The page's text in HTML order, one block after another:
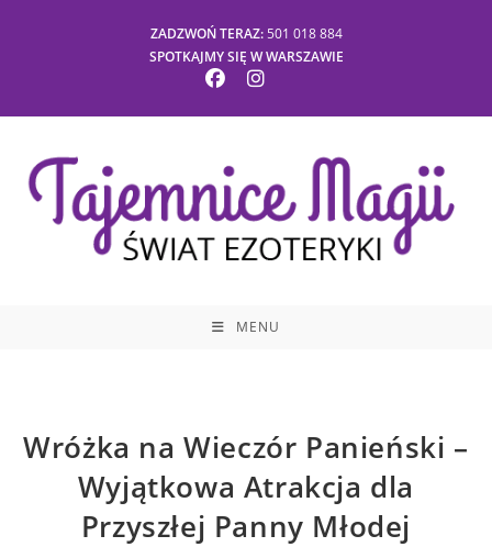
ZADZWOŃ TERAZ:501 018 884
SPOTKAJMY SIĘ W WARSZAWIE
MENU
Wróżka na Wieczór Panieński –
Wyjątkowa Atrakcja dla
Przyszłej Panny Młodej